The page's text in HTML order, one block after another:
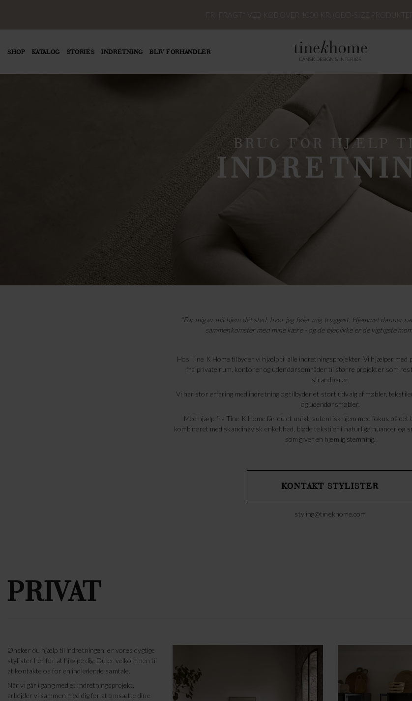
SHOP KATALOG STORIES INDRETNING BLIV FORHANDLER
DANSK DESIGN & INTERIØR
BRUG FOR HJÆLP
“For mig er mit hjem dét sted, hvor jeg føler mig tryggest. Hjemmet danner
sammenkomster med mine kære - og de øjeblikke er de vigtigste
Hos Tine K Home tilbyder vi hjælp til alle indretningsprojekter. Vi hjælper med
fra private rum, kontorer og udendørsområder til større projekter som
strandbarer.
Vi har stor erfaring med indretning og tilbyder et stort udvalg af møbler,
og udendørsmøbler.
Med hjælp fra Tine K Home får du et unikt, autentisk hjem med fokus på
kombineret med skandinavisk enkelthed, bløde tekstiler i naturlige nuancer og
som giver en hjemlig stemning.
KONTAKT STYLISTER
styling@tinekhome.com
PRIVAT
Ønsker du hjælp til indretningen, er vores dygtige
stylister her for at hjælpe dig. Du er velkommen til
at kontakte os for en indledende samtale.
Når vi går i gang med et indretningsprojekt,
arbejder vi sammen med dig for at omsætte dine